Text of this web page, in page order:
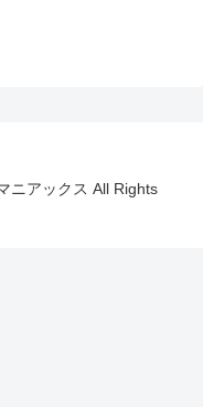
アックス All Rights